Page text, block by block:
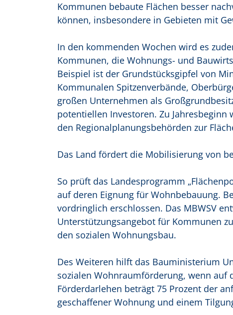
Kommunen bebaute Flächen besser
können, insbesondere in Gebieten mit
In den kommenden Wochen wird es
Kommunen, die Wohnungs- und
Beispiel ist der Grundstücksgipfel von
Kommunalen Spitzenverbände,
großen Unternehmen als
potentiellen Investoren. Zu
den Regionalplanungsbehörden zur
Das Land fördert die Mobilisierung von
So prüft das Landesprogramm
auf deren Eignung für Wohnbebauung.
vordringlich erschlossen. Das MBWSV
Unterstützungsangebot für Kommunen
den sozialen Wohnungsbau.
Des Weiteren hilft das Bauministerium
sozialen Wohnraumförderung, wenn auf
Förderdarlehen beträgt 75 Prozent der
geschaffener Wohnung und einem